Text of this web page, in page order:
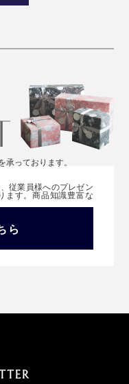
っております。
従業員様へのプレゼン
ます。商品知識豊富な
ら